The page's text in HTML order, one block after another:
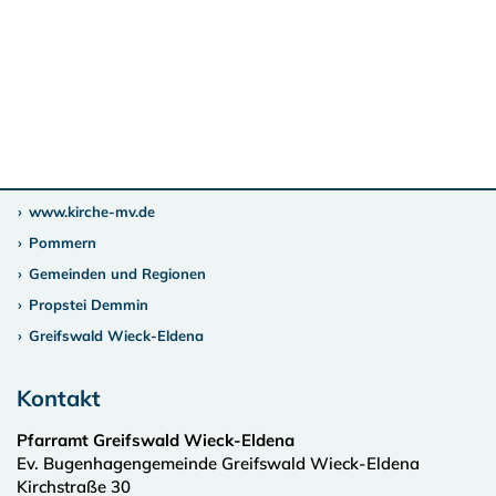
www.kirche-mv.de
Pommern
Gemeinden und Regionen
Propstei Demmin
Greifswald Wieck-Eldena
Kontakt
Pfarramt Greifswald Wieck-Eldena
Ev. Bugenhagengemeinde Greifswald Wieck-Eldena
Kirchstraße 30